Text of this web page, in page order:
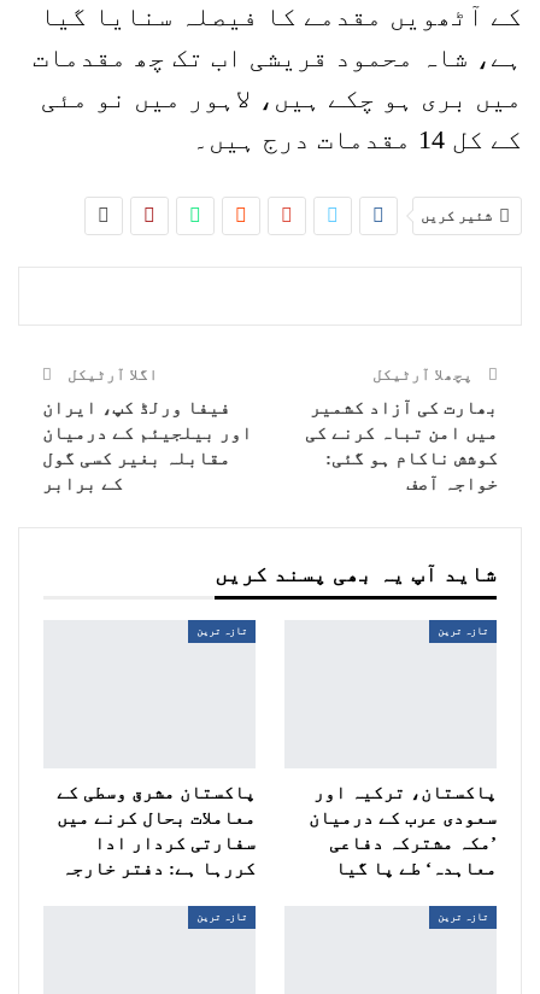
کے آٹھویں مقدمے کا فیصلہ سنایا گیا
ہے، شاہ محمود قریشی اب تک چھ مقدمات
میں بری ہو چکے ہیں، لاہور میں نو مئی
کے کل 14 مقدمات درج ہیں۔
شئیر کریں
پچھلا آرٹیکل
بھارت کی آزاد کشمیر
میں امن تباہ کرنے کی
کوشش ناکام ہو گئی:
خواجہ آصف
اگلا آرٹیکل
فیفا ورلڈ کپ، ایران
اور بیلجیئم کے درمیان
مقابلہ بغیر کسی گول
کے برابر
شاید آپ یہ بھی پسند کریں
تازہ ترین
پاکستان، ترکیہ اور
سعودی عرب کے درمیان
’مکہ مشترکہ دفاعی
معاہدہ‘ طے پا گیا
تازہ ترین
پاکستان مشرق وسطی کے
معاملات بحال کرنے میں
سفارتی کردار ادا
کررہا ہے: دفتر خارجہ
تازہ ترین تازہ ترین